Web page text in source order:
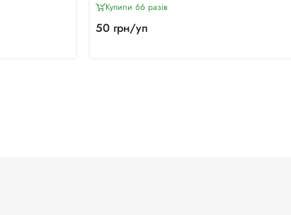
Купили 66 разiв
50 грн/уп